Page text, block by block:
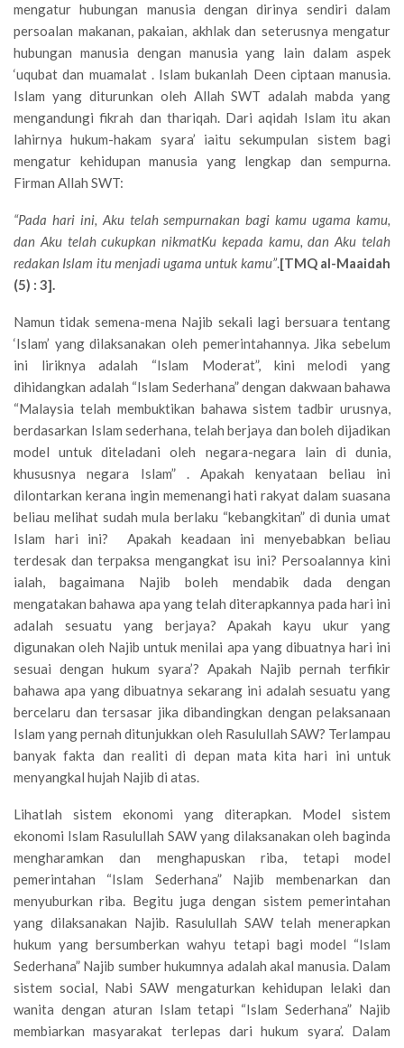
mengatur hubungan manusia dengan dirinya sendiri dalam
persoalan makanan, pakaian, akhlak dan seterusnya mengatur
hubungan manusia dengan manusia yang lain dalam aspek
‘uqubat dan muamalat . Islam bukanlah Deen ciptaan manusia.
Islam yang diturunkan oleh Allah SWT adalah mabda yang
mengandungi fikrah dan thariqah. Dari aqidah Islam itu akan
lahirnya hukum-hakam syara’ iaitu sekumpulan sistem bagi
mengatur kehidupan manusia yang lengkap dan sempurna.
Firman Allah SWT:
“Pada hari ini, Aku telah sempurnakan bagi kamu ugama kamu,
dan Aku telah cukupkan nikmatKu kepada kamu, dan Aku telah
redakan Islam itu menjadi ugama untuk kamu”.[TMQ al-Maaidah
(5) : 3].
Namun tidak semena-mena Najib sekali lagi bersuara tentang
‘Islam’ yang dilaksanakan oleh pemerintahannya. Jika sebelum
ini liriknya adalah “Islam Moderat”, kini melodi yang
dihidangkan adalah “Islam Sederhana” dengan dakwaan bahawa
“Malaysia telah membuktikan bahawa sistem tadbir urusnya,
berdasarkan Islam sederhana, telah berjaya dan boleh dijadikan
model untuk diteladani oleh negara-negara lain di dunia,
khususnya negara Islam” . Apakah kenyataan beliau ini
dilontarkan kerana ingin memenangi hati rakyat dalam suasana
beliau melihat sudah mula berlaku “kebangkitan” di dunia umat
Islam hari ini? Apakah keadaan ini menyebabkan beliau
terdesak dan terpaksa mengangkat isu ini? Persoalannya kini
ialah, bagaimana Najib boleh mendabik dada dengan
mengatakan bahawa apa yang telah diterapkannya pada hari ini
adalah sesuatu yang berjaya? Apakah kayu ukur yang
digunakan oleh Najib untuk menilai apa yang dibuatnya hari ini
sesuai dengan hukum syara’? Apakah Najib pernah terfikir
bahawa apa yang dibuatnya sekarang ini adalah sesuatu yang
bercelaru dan tersasar jika dibandingkan dengan pelaksanaan
Islam yang pernah ditunjukkan oleh Rasulullah SAW? Terlampau
banyak fakta dan realiti di depan mata kita hari ini untuk
menyangkal hujah Najib di atas.
Lihatlah sistem ekonomi yang diterapkan. Model sistem
ekonomi Islam Rasulullah SAW yang dilaksanakan oleh baginda
mengharamkan dan menghapuskan riba, tetapi model
pemerintahan “Islam Sederhana” Najib membenarkan dan
menyuburkan riba. Begitu juga dengan sistem pemerintahan
yang dilaksanakan Najib. Rasulullah SAW telah menerapkan
hukum yang bersumberkan wahyu tetapi bagi model “Islam
Sederhana” Najib sumber hukumnya adalah akal manusia. Dalam
sistem social, Nabi SAW mengaturkan kehidupan lelaki dan
wanita dengan aturan Islam tetapi “Islam Sederhana” Najib
membiarkan masyarakat terlepas dari hukum syara’. Dalam